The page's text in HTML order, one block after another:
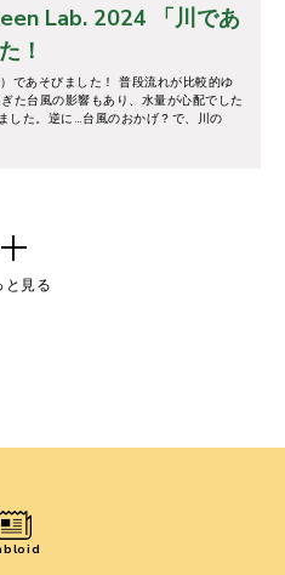
Lab. 2024 「川であ
！
であそびました！ 普段流れが比較的ゆ
た台風の影響もあり、水量が心配でした
した。逆に…台風のおかげ？で、川の
と見る